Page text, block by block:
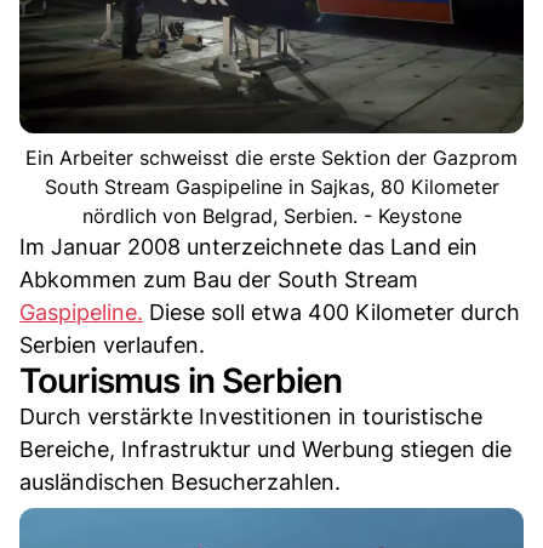
Ein Arbeiter schweisst die erste Sektion der Gazprom
South Stream Gaspipeline in Sajkas, 80 Kilometer
nördlich von Belgrad, Serbien. - Keystone
Im Januar 2008 unterzeichnete das Land ein
Abkommen zum Bau der South Stream
Gaspipeline. Diese soll etwa 400 Kilometer durch
Serbien verlaufen.
Tourismus in Serbien
Durch verstärkte Investitionen in touristische
Bereiche, Infrastruktur und Werbung stiegen die
ausländischen Besucherzahlen.